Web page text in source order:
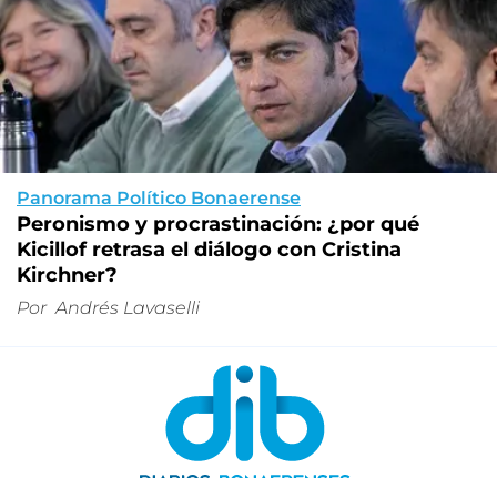
Panorama Político Bonaerense
Peronismo y procrastinación: ¿por qué
Kicillof retrasa el diálogo con Cristina
Kirchner?
Por Andrés Lavaselli